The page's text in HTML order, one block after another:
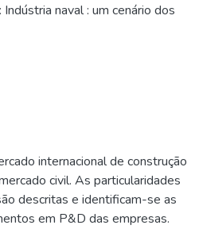
naval : um cenário dos
internacional de construção
civil. As particularidades
descritas e identificam-se as
em P&D das empresas.